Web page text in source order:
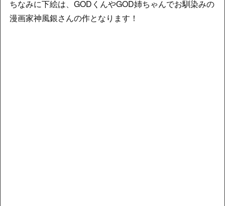
ちなみに下絵は、GODくんやGOD姉ちゃんでお馴染みの
漫画家神風銀さんの作となります！